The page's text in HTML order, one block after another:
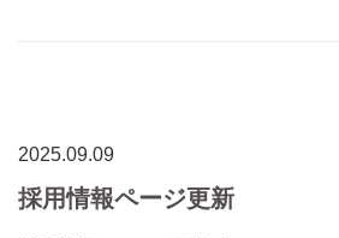
2025.09.09
採用情報ページ更新